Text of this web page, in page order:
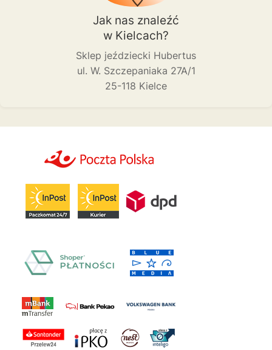
Jak nas znaleźć
w Kielcach?
Sklep jeździecki Hubertus
ul. W. Szczepaniaka 27A/1
25-118 Kielce